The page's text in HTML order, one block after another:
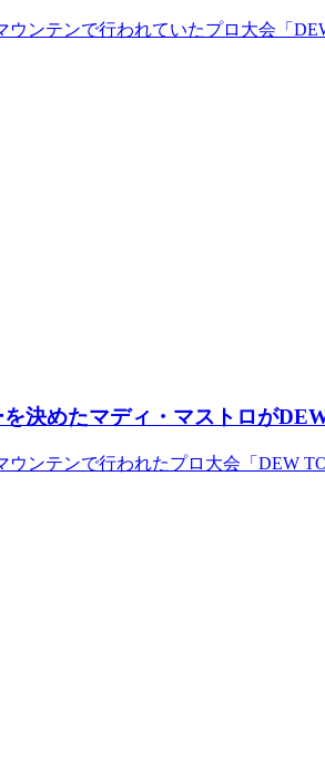
ウンテンで行われていたプロ大会「
決めたマディ・マストロが
ウンテンで行われたプロ大会「DEW